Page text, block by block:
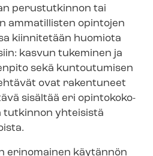
perustutkinnon tai
ammatillisten opintojen
kiinnitetään huomiota
kasvun tukeminen ja
sekä kuntoutumisen
ovat rakentuneet
sisältää eri opin­to­ko­ko­
tutkinnon yhteisistä
erinomainen käytännön